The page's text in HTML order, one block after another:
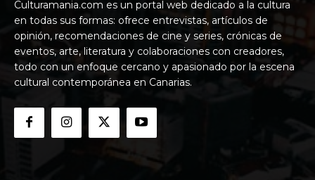
Culturamania.com es un portal web dedicado a la cultura
en todas sus formas: ofrece entrevistas, artículos de
opinión, recomendaciones de cine y series, crónicas de
eventos, arte, literatura y colaboraciones con creadores,
todo con un enfoque cercano y apasionado por la escena
cultural contemporánea en Canarias.